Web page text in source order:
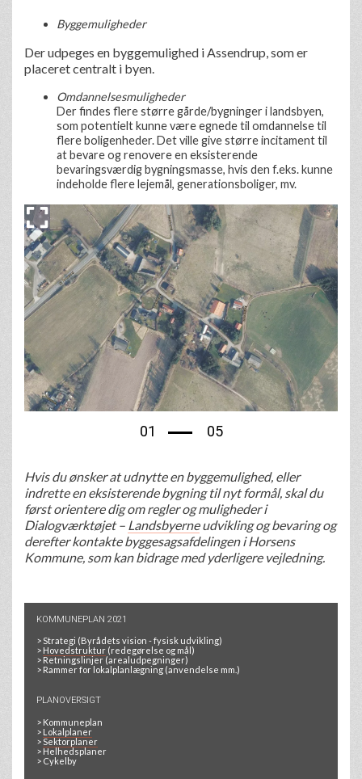
Byggemuligheder
Der udpeges en byggemulighed i Assendrup, som er
placeret centralt i byen.
Omdannelsesmuligheder
Der findes flere større gårde/bygninger i landsbyen,
som potentielt kunne være egnede til omdannelse til
flere boligenheder. Det ville give større incitament til
at bevare og renovere en eksisterende
bevaringsværdig bygningsmasse, hvis den f.eks. kunne
indeholde flere lejemål, generationsboliger, mv.
01 05
Hvis du ønsker at udnytte en byggemulighed, eller
indrette en eksisterende bygning til nyt formål, skal du
først orientere dig om regler og muligheder i
Dialogværktøjet – Landsbyerneudvikling og bevaring og
derefter kontakte byggesagsafdelingen i Horsens
Kommune, som kan bidrage med yderligere vejledning.
KOMMUNEPLAN 2021
> Strategi (Byrådets vision - fysisk udvikling)
> Hovedstruktur (redegørelse og mål)
> Retningslinjer (arealudpegninger)
> Rammer for lokalplanlægning (anvendelse mm.)
PLANOVERSIGT
> Kommuneplan
> Lokalplaner
>Sektorplaner
>Helhedsplaner
> Cykelby